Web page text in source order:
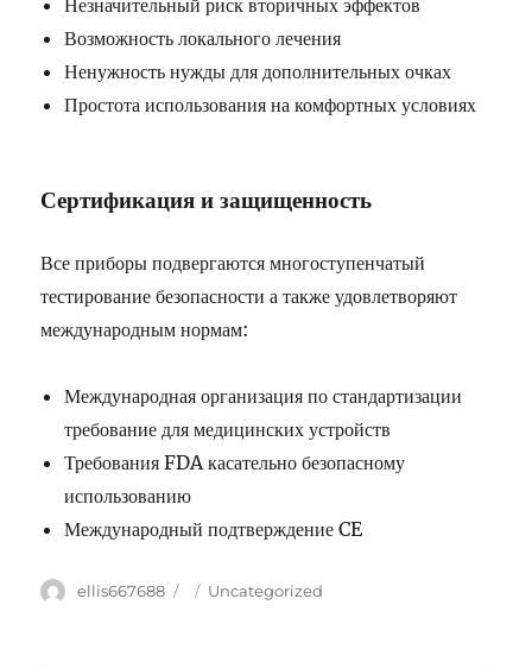
Незначительный риск вторичных эффектов
Возможность локального лечения
Ненужность нужды для дополнительных очках
Простота использования на комфортных условиях
Сертификация и защищенность
Все приборы подвергаются многоступенчатый
тестирование безопасности а также удовлетворяют
международным нормам:
Международная организация по стандартизации
требование для медицинских устройств
Требования FDA касательно безопасному
использованию
Международный подтверждение CE
Author
ellis667688
Posted
Categories
Uncategorized